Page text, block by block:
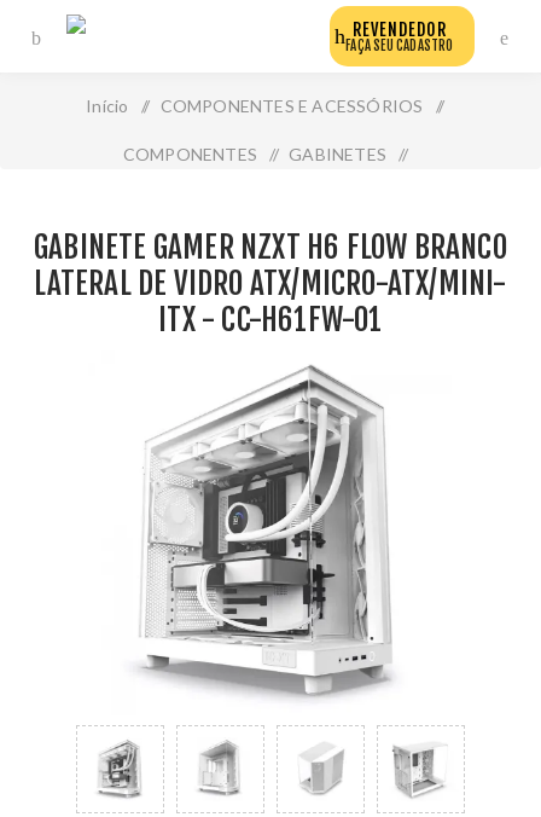
REVENDEDOR
FAÇA SEU CADASTRO
Início / COMPONENTES E ACESSÓRIOS /
COMPONENTES / GABINETES /
Atx/Micro-Atx/Mini-Itx - Cc-H61fw-01
GABINETE GAMER NZXT H6 FLOW BRANCO
LATERAL DE VIDRO ATX/MICRO-ATX/MINI-
ITX - CC-H61FW-01